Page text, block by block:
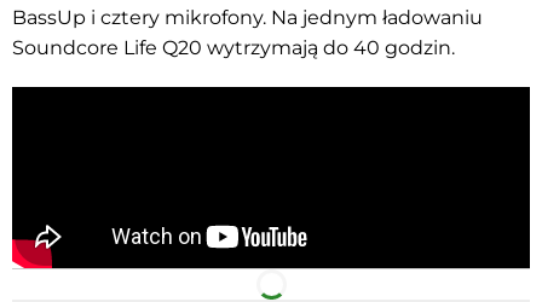
BassUp i cztery mikrofony. Na jednym ładowaniu
Soundcore Life Q20 wytrzymają do 40 godzin.
Facebook Telegram